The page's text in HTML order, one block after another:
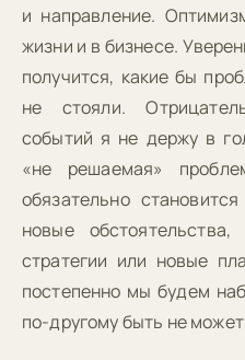
и направление.
жизни и в бизнесе.
получится, какие бы
не стояли.
событий я не держу в
«не решаемая»
обязательно
новые
стратегии или новые
постепенно мы будем
по-другому быть не